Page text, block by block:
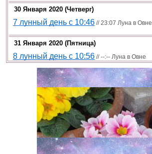
30 Января 2020 (четверг)
7 лунный день с 10:46 // 23:07 Луна в Овне
31 Января 2020 (пятница)
8 лунный день с 10:56 // --:-- Луна в Овне